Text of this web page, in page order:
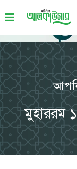
মুহাররম